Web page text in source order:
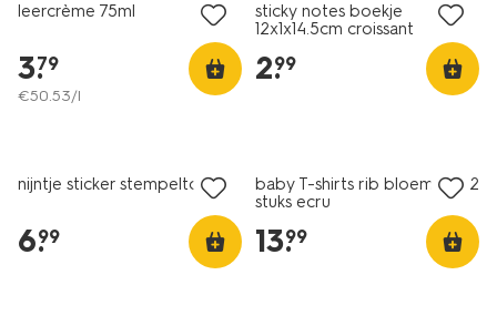
leercrème 75ml
3.
79
€50.53/l
sticky notes boekje
12x1x14.5cm croissant
2.
99
nijntje sticker stempeltool
6.
99
baby T-shirts rib bloemen - 2
stuks ecru
13.
99